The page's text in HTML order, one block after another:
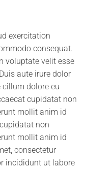
exercitation
consequat.
voluptate velit esse
aute irure dolor
cillum dolore eu
cupidatat non
mollit anim id
non
mollit anim id
consectetur
incididunt ut labore